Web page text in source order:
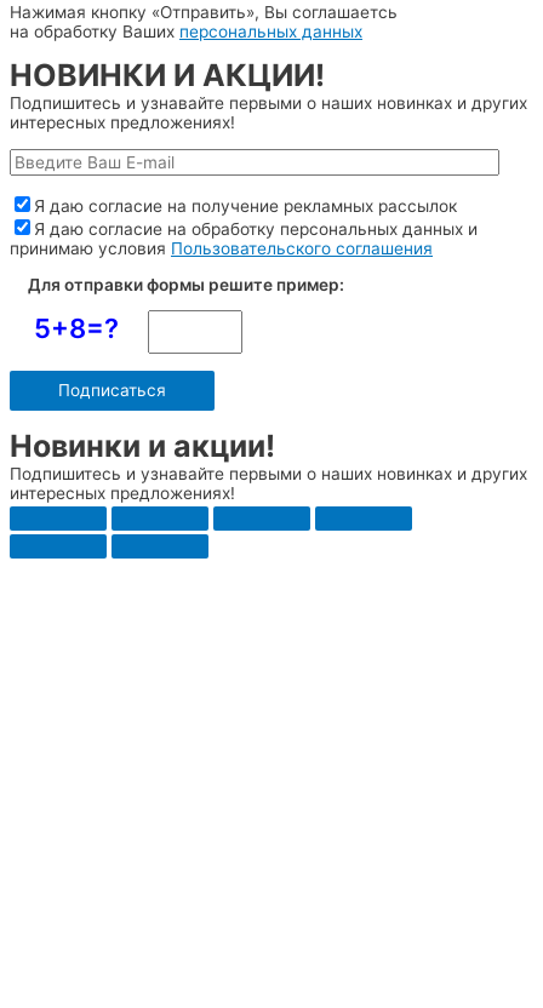
Нажимая кнопку «Отправить», Вы соглашаетсь
на обработку Ваших персональных данных
НОВИНКИ И АКЦИИ!
Подпишитесь и узнавайте первыми о наших новинках и других
интересных предложениях!
Я даю согласие на получение рекламных рассылок
Я даю согласие на обработку персональных данных и
принимаю условия Пользовательского соглашения
Для отправки формы решите пример:
5+8=?
Новинки и акции!
Подпишитесь и узнавайте первыми о наших новинках и других
интересных предложениях!